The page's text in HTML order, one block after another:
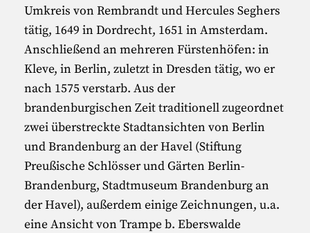
Umkreis von Rembrandt und Hercules Seghers
tätig, 1649 in Dordrecht, 1651 in Amsterdam.
Anschließend an mehreren Fürstenhöfen: in
Kleve, in Berlin, zuletzt in Dresden tätig, wo er
nach 1575 verstarb. Aus der
brandenburgischen Zeit traditionell zugeordnet
zwei überstreckte Stadtansichten von Berlin
und Brandenburg an der Havel (Stiftung
Preußische Schlösser und Gärten Berlin-
Brandenburg, Stadtmuseum Brandenburg an
der Havel), außerdem einige Zeichnungen, u.a.
eine Ansicht von Trampe b. Eberswalde